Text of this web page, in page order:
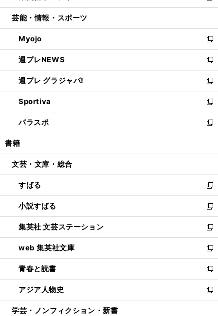
開
ウ
開
く
ン
ウ
で
開
く
ウ
ン
ド
ウ
で
開
く
し
ウ
ィ
ン
ド
ウ
で
開
く
芸能・情報・スポーツ
Myojo
新
し
い
ウ
ィ
ン
ド
ウ
で
開
週プレNEWS
新
し
い
ウ
ィ
ン
ド
ウ
開
週プレ グラジャパ!
新
し
い
ウ
ィ
ン
ウ
開
く
Sportiva
新
し
い
ウ
ン
ウ
で
開
く
パラスポ
新
し
ウ
ン
ド
ウ
で
開
く
書籍
文芸・文庫・総合
すばる
新
し
い
ウ
ィ
ン
ド
ウ
で
開
く
小説すばる
新
し
い
ウ
ィ
ン
ド
ウ
で
開
集英社 文芸ステーション
新
し
い
ウ
ィ
ン
ド
ウ
web 集英社文庫
新
し
い
ウ
ィ
ン
青春と読書
新
し
い
ウ
アジア人物史
新
し
学芸・ノンフィクション・新書